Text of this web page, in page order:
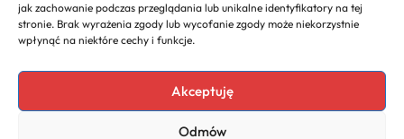
jak zachowanie podczas przeglądania lub unikalne identyfikatory na tej
stronie. Brak wyrażenia zgody lub wycofanie zgody może niekorzystnie
wpłynąć na niektóre cechy i funkcje.
Akceptuję
Odmów
Smart Casual do Pracy: Kompletny Przewodnik po
Stylu Biurowym
Copyright 2026. All rights